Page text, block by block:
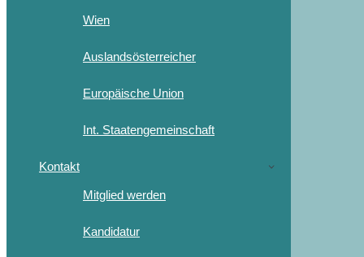
Wien
Auslandsösterreicher
Europäische Union
Int. Staatengemeinschaft
Kontakt
Mitglied werden
Kandidatur